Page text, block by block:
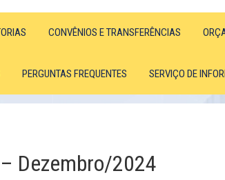
CONVÊNIOS E TRANSFERÊNCIAS
PERGUNTAS FREQUENTES SERVIÇO DE
Dezembro/2024